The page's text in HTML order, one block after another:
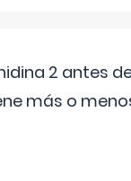
2 antes
más o